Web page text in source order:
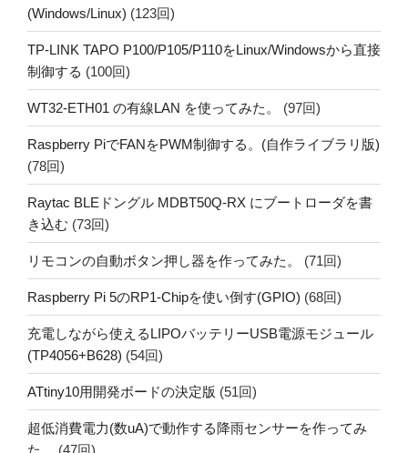
(Windows/Linux) (123回)
TP-LINK TAPO P100/P105/P110をLinux/Windowsから直接
制御する (100回)
WT32-ETH01 の有線LAN を使ってみた。 (97回)
Raspberry PiでFANをPWM制御する。(自作ライブラリ版)
(78回)
Raytac BLEドングル MDBT50Q-RX にブートローダを書
き込む (73回)
リモコンの自動ボタン押し器を作ってみた。 (71回)
Raspberry Pi 5のRP1-Chipを使い倒す(GPIO) (68回)
充電しながら使えるLIPOバッテリーUSB電源モジュール
(TP4056+B628) (54回)
ATtiny10用開発ボードの決定版 (51回)
超低消費電力(数uA)で動作する降雨センサーを作ってみ
た。
(47回)